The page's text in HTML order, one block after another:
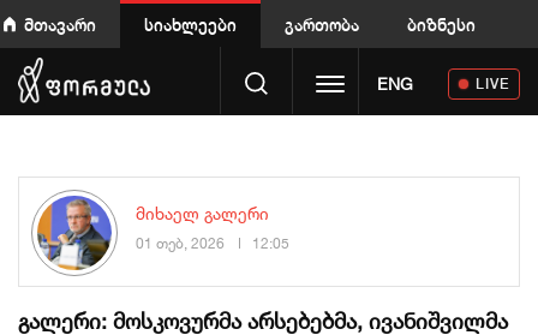
მთავარი სიახლეები გართობა ბიზნესი
Toggle navigation
ENG LIVE
მიხაელ გალერი
01 თებ, 2026 12:05
გალერი: მოსკოვურმა არსებებმა, ივანიშვილმა